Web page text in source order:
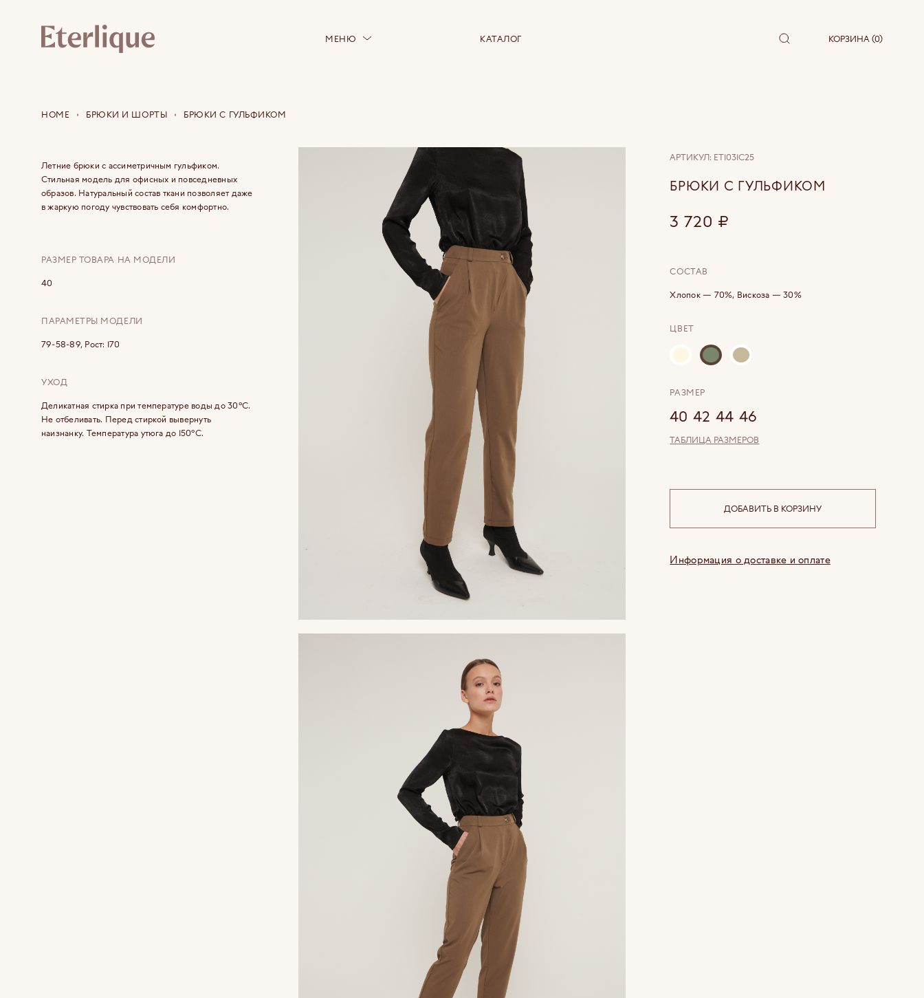
МЕНЮ КАТАЛОГ КОРЗИНА (0)
HOME БРЮКИ И ШОРТЫ БРЮКИ С ГУЛЬФИКОМ
Летние брюки с ассиметричным гульфиком.
Стильная модель для офисных и повседневных
образов. Натуральный состав ткани позволяет даже
в жаркую погоду чувствовать себя комфортно.
РАЗМЕР ТОВАРА НА МОДЕЛИ
40
ПАРАМЕТРЫ МОДЕЛИ
79-58-89, Рост: 170
УХОД
Деликатная стирка при температуре воды до 30°C.
Не отбеливать. Перед стиркой вывернуть
наизнанку. Температура утюга до 150°C.
АРТИКУЛ: ET1031C25
БРЮКИ С ГУЛЬФИКОМ
3 720 ₽
СОСТАВ
Хлопок — 70%, Вискоза — 30%
ЦВЕТ
РАЗМЕР
40 42 44 46
ТАБЛИЦА РАЗМЕРОВ
ДОБАВИТЬ В КОРЗИНУ
Информация о доставке и оплате